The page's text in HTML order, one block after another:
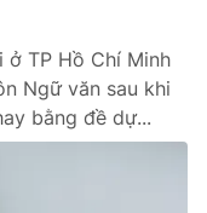
TP Hồ Chí Minh
Ngữ văn sau khi
bằng đề dự...